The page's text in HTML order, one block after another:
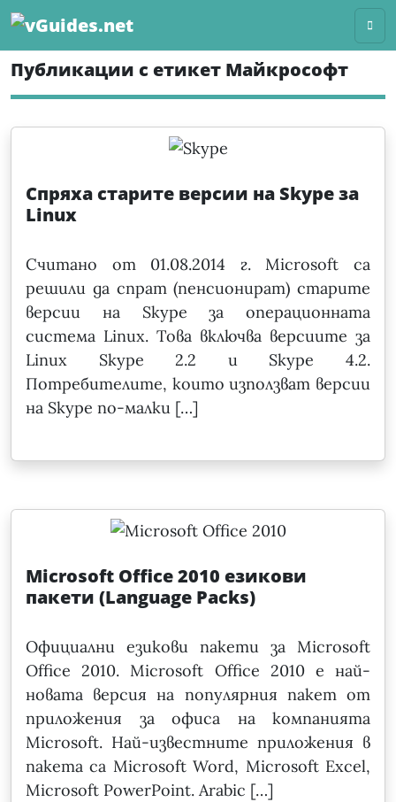
Skip
content
Публикации с етикет Майкрософт
Спряха старите версии на Skype за
Linux
Считано от 01.08.2014 г. Microsoft са
решили да спрат (пенсионират) старите
версии на Skype за операционната
система Linux. Това включва версиите за
Linux Skype 2.2 и Skype 4.2.
Потребителите, които използват версии
на Skype по-малки […]
Microsoft Office 2010 езикови
пакети (Language Packs)
Официални езикови пакети за Microsoft
Office 2010. Microsoft Office 2010 е най-
новата версия на популярния пакет от
приложения за офиса на компанията
Microsoft. Най-известните приложения в
пакета са Microsoft Word, Microsoft Excel,
Microsoft PowerPoint. Arabic […]